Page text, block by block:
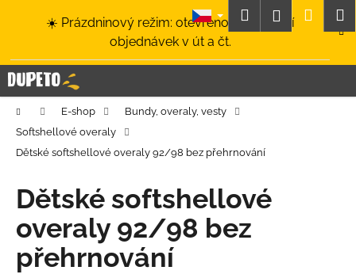
☀️ Prázdninový režim: otevřeno a odesílání
objednávek v út a čt.
HledatPřihlášení
Domů E-shop
Bundy, overaly, vesty
Softshellové overaly
Dětské softshellové overaly 92/98 bez přehrnování
Dětské softshellové
overaly 92/98 bez
přehrnování
í
k C
o
p
o
ř
e
b
u
j